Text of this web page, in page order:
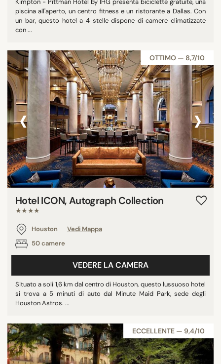
Kimpton - Pittman Hotel by IHG presenta biciclette gratuite, una
piscina all'aperto, un centro fitness e un ristorante a Dallas. Con
un bar, questo hotel a 4 stelle dispone di camere climatizzate
con ...
OTTIMO — 8,7/10
‹ ›
Hotel ICON, Autograph Collection
★★★★
Houston
Vedi Mappa
50 camere
VEDERE LA CAMERA
Situato a soli 1,6 km dal centro di Houston, questo lussuoso hotel
si trova a 5 minuti di auto dal Minute Maid Park, sede degli
Houston Astros. ...
ECCELLENTE — 9,4/10